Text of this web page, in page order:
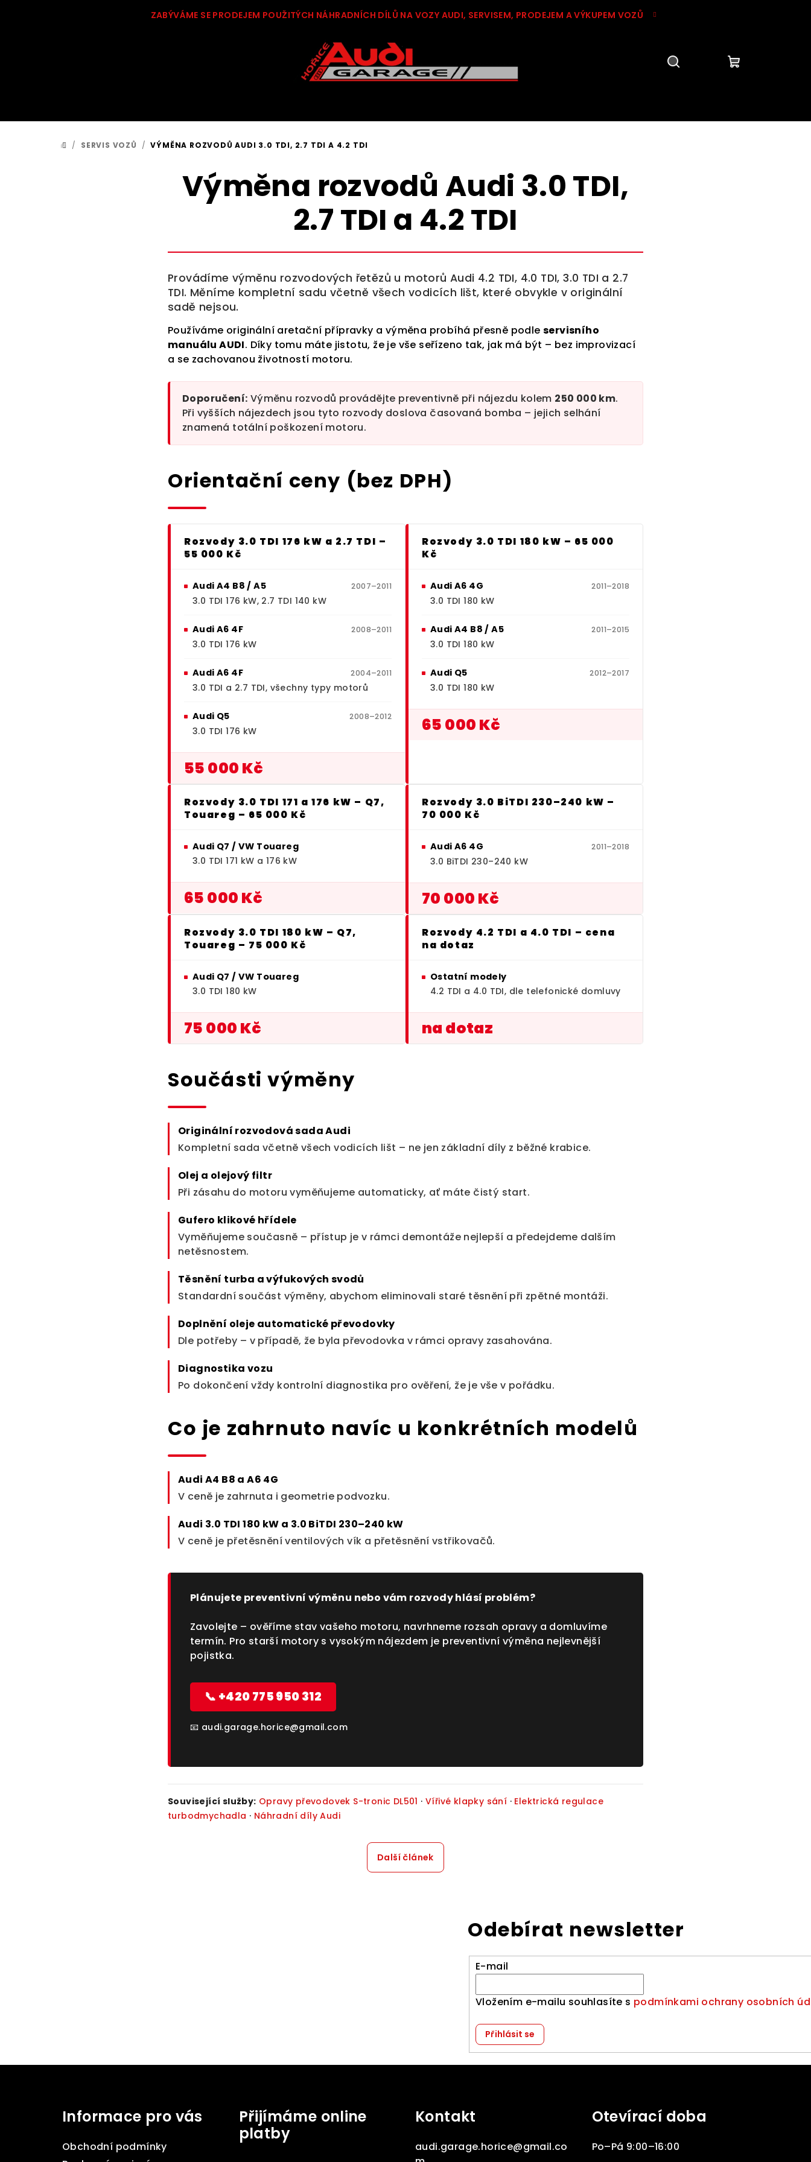
ZABÝVÁME SE PRODEJEM POUŽITÝCH NÁHRADNÍCH DÍLŮ NA VOZY AUDI, SERVISEM, PRODEJEM A VÝKUPEM VOZŮ
DOMŮ
/ SERVIS VOZŮ / VÝMĚNA ROZVODŮ AUDI 3.0 TDI, 2.7 TDI A 4.2 TDI
Výměna rozvodů Audi 3.0 TDI,
2.7 TDI a 4.2 TDI
Provádíme výměnu rozvodových řetězů u motorů Audi 4.2 TDI, 4.0 TDI, 3.0 TDI a 2.7
TDI. Měníme kompletní sadu včetně všech vodicích lišt, které obvykle v originální
sadě nejsou.
Používáme originální aretační přípravky a výměna probíhá přesně podle servisního
manuálu AUDI. Díky tomu máte jistotu, že je vše seřízeno tak, jak má být – bez improvizací
a se zachovanou životností motoru.
Doporučení: Výměnu rozvodů provádějte preventivně při nájezdu kolem 250 000 km.
Při vyšších nájezdech jsou tyto rozvody doslova časovaná bomba – jejich selhání
znamená totální poškození motoru.
Orientační ceny (bez DPH)
Rozvody 3.0 TDI 176 kW a 2.7 TDI –
55 000 Kč
Audi A4 B8 / A5 2007–2011
3.0 TDI 176 kW, 2.7 TDI 140 kW
Audi A6 4F 2008–2011
3.0 TDI 176 kW
Audi A6 4F 2004–2011
3.0 TDI a 2.7 TDI, všechny typy motorů
Audi Q5 2008–2012
3.0 TDI 176 kW
55 000 Kč
Rozvody 3.0 TDI 180 kW – 65 000
Kč
Audi A6 4G 2011–2018
3.0 TDI 180 kW
Audi A4 B8 / A5 2011–2015
3.0 TDI 180 kW
Audi Q5 2012–2017
3.0 TDI 180 kW
65 000 Kč
Rozvody 3.0 TDI 171 a 176 kW – Q7,
Touareg – 65 000 Kč
Audi Q7 / VW Touareg
3.0 TDI 171 kW a 176 kW
65 000 Kč
Rozvody 3.0 BiTDI 230–240 kW –
70 000 Kč
Audi A6 4G 2011–2018
3.0 BiTDI 230–240 kW
70 000 Kč
Rozvody 3.0 TDI 180 kW – Q7,
Touareg – 75 000 Kč
Audi Q7 / VW Touareg
3.0 TDI 180 kW
75 000 Kč
Rozvody 4.2 TDI a 4.0 TDI – cena
na dotaz
Ostatní modely
4.2 TDI a 4.0 TDI, dle telefonické domluvy
na dotaz
Součásti výměny
Originální rozvodová sada Audi
Kompletní sada včetně všech vodicích lišt – ne jen základní díly z běžné krabice.
Olej a olejový filtr
Při zásahu do motoru vyměňujeme automaticky, ať máte čistý start.
Gufero klikové hřídele
Vyměňujeme současně – přístup je v rámci demontáže nejlepší a předejdeme dalším
netěsnostem.
Těsnění turba a výfukových svodů
Standardní součást výměny, abychom eliminovali staré těsnění při zpětné montáži.
Doplnění oleje automatické převodovky
Dle potřeby – v případě, že byla převodovka v rámci opravy zasahována.
Diagnostika vozu
Po dokončení vždy kontrolní diagnostika pro ověření, že je vše v pořádku.
Co je zahrnuto navíc u konkrétních modelů
Audi A4 B8 a A6 4G
V ceně je zahrnuta i geometrie podvozku.
Audi 3.0 TDI 180 kW a 3.0 BiTDI 230–240 kW
V ceně je přetěsnění ventilových vík a přetěsnění vstřikovačů.
Plánujete preventivní výměnu nebo vám rozvody hlásí problém?
Zavolejte – ověříme stav vašeho motoru, navrhneme rozsah opravy a domluvíme
termín. Pro starší motory s vysokým nájezdem je preventivní výměna nejlevnější
pojistka.
📞 +420 775 950 312
📧 audi.garage.horice@gmail.com
Související služby: Opravy převodovek S-tronic DL501 ·Vířivé klapky sání · Elektrická regulace
turbodmychadla · Náhradní díly Audi
Další článek
Odebírat newsletter
E-mail
Vložením e-mailu souhlasíte s podmínkami ochrany osobních
Přihlásit se
Informace pro vás
Obchodní podmínky
Přijímáme online
platby
Kontakt
audi.garage.horice@gmail.co
Otevírací doba
Po–Pá 9:00–16:00